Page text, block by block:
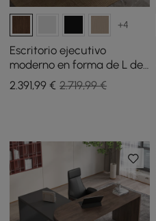
+4
Escritorio ejecutivo
moderno en forma de L de
nogal de 70,9" con silla de
oficina reclinable de cuero
2.391,99 € 2.719,99 €